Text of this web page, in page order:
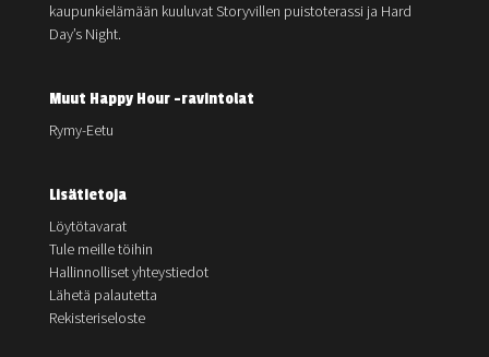
kaupunkielämään kuuluvat Storyvillen puistoterassi ja Hard
Day’s Night.
Muut Happy Hour -ravintolat
Rymy-Eetu
Lisätietoja
Löytötavarat
Tule meille töihin
Hallinnolliset yhteystiedot
Lähetä palautetta
Rekisteriseloste